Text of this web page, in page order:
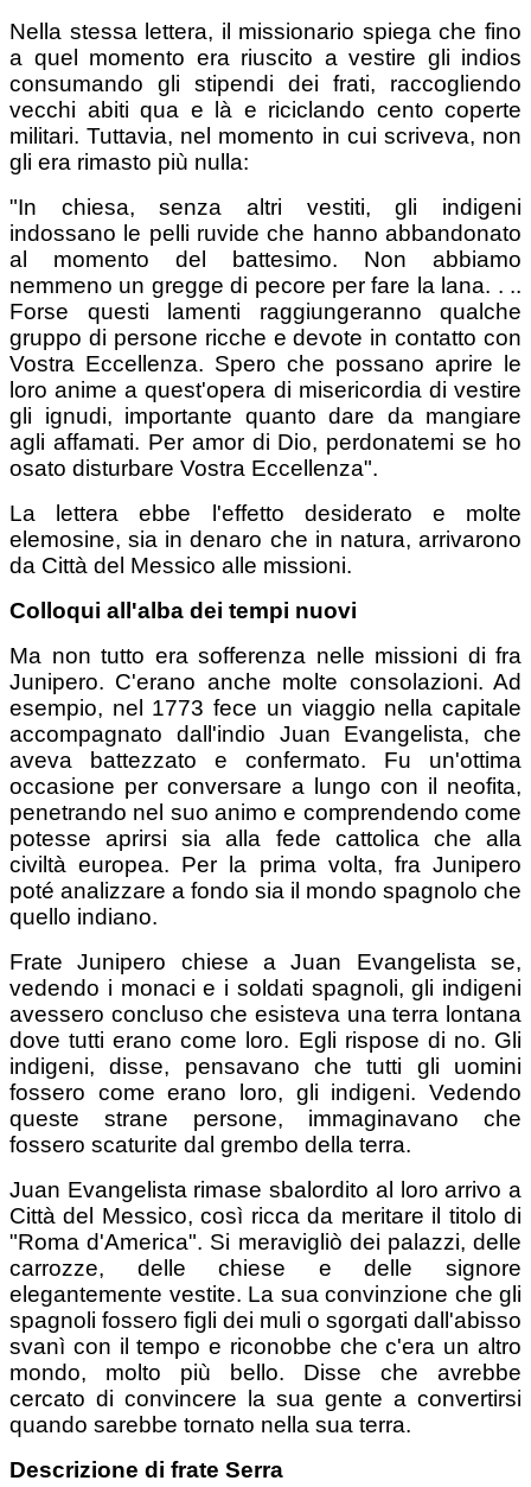
Nella stessa lettera, il missionario spiega che fino
a quel momento era riuscito a vestire gli indios
consumando gli stipendi dei frati, raccogliendo
vecchi abiti qua e là e riciclando cento coperte
militari. Tuttavia, nel momento in cui scriveva, non
gli era rimasto più nulla:
"In chiesa, senza altri vestiti, gli indigeni
indossano le pelli ruvide che hanno abbandonato
al momento del battesimo. Non abbiamo
nemmeno un gregge di pecore per fare la lana. . ..
Forse questi lamenti raggiungeranno qualche
gruppo di persone ricche e devote in contatto con
Vostra Eccellenza. Spero che possano aprire le
loro anime a quest'opera di misericordia di vestire
gli ignudi, importante quanto dare da mangiare
agli affamati. Per amor di Dio, perdonatemi se ho
osato disturbare Vostra Eccellenza".
La lettera ebbe l'effetto desiderato e molte
elemosine, sia in denaro che in natura, arrivarono
da Città del Messico alle missioni.
Colloqui all'alba dei tempi nuovi
Ma non tutto era sofferenza nelle missioni di fra
Junipero. C'erano anche molte consolazioni. Ad
esempio, nel 1773 fece un viaggio nella capitale
accompagnato dall'indio Juan Evangelista, che
aveva battezzato e confermato. Fu un'ottima
occasione per conversare a lungo con il neofita,
penetrando nel suo animo e comprendendo come
potesse aprirsi sia alla fede cattolica che alla
civiltà europea. Per la prima volta, fra Junipero
poté analizzare a fondo sia il mondo spagnolo che
quello indiano.
Frate Junipero chiese a Juan Evangelista se,
vedendo i monaci e i soldati spagnoli, gli indigeni
avessero concluso che esisteva una terra lontana
dove tutti erano come loro. Egli rispose di no. Gli
indigeni, disse, pensavano che tutti gli uomini
fossero come erano loro, gli indigeni. Vedendo
queste strane persone, immaginavano che
fossero scaturite dal grembo della terra.
Juan Evangelista rimase sbalordito al loro arrivo a
Città del Messico, così ricca da meritare il titolo di
"Roma d'America". Si meravigliò dei palazzi, delle
carrozze, delle chiese e delle signore
elegantemente vestite. La sua convinzione che gli
spagnoli fossero figli dei muli o sgorgati dall'abisso
svanì con il tempo e riconobbe che c'era un altro
mondo, molto più bello. Disse che avrebbe
cercato di convincere la sua gente a convertirsi
quando sarebbe tornato nella sua terra.
Descrizione di frate Serra